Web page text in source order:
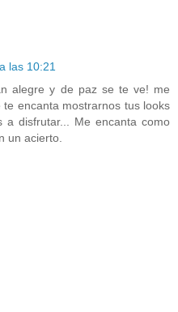
las 10:21
alegre y de paz se te ve! me
encanta mostrarnos tus looks
a disfrutar... Me encanta como
un acierto.